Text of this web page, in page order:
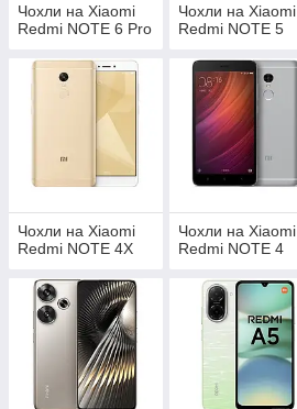
Чохли на Xiaomi
Redmi NOTE 6 Pro
Чохли на Xiaomi
Redmi NOTE 5
Чохли на Xiaomi
Redmi NOTE 4X
Чохли на Xiaomi
Redmi NOTE 4